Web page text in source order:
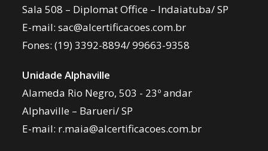
Sala 508 – Diplomat Office – Indaiatuba/ SP
E-mail:sac@alcertificacoes.com.br
Fones:(19) 3392-8894/99663-9358
Unidade Alphaville
Alameda Rio Negro, 503 - 23º andar
Alphaville – Barueri/ SP
E-mail: r.maia@alcertificacoes.com.br